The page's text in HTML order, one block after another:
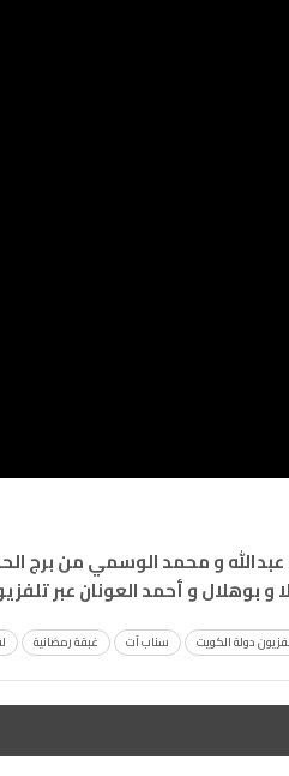
عبدالله و محمد الوسمي من
بوهلال و أحمد العونان عبر تلفزيون
دولة الكويت سناب آت غبقة رمضانية